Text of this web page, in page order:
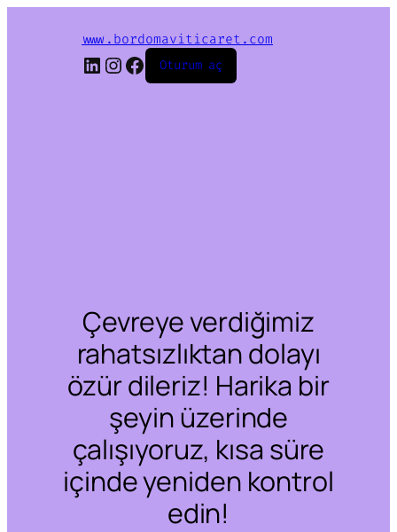
www.bordomaviticaret.com
LinkedIn
Instagram
Facebook
Oturum aç
Çevreye verdiğimiz
rahatsızlıktan dolayı
özür dileriz! Harika bir
şeyin üzerinde
çalışıyoruz, kısa süre
içinde yeniden kontrol
edin!